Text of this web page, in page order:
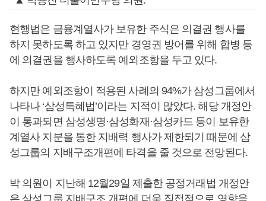
현행법은 금융계열사가 보유한 주식은 의결권 행사를
하지 못하도록 하고 있지만 경영권 방어를 위해 합병 등
에 의결권을 행사하도록 예외조항을 두고 있다.
하지만 예외조항이 적용된 사례의 94%가 삼성그룹에서
나타나 ‘삼성특혜법’이라는 지적이 많았다. 해당 개정안
이 통과되면 삼성생명·삼성화재·삼성카드 등이 보유한
계열사 지분을 통한 지배력 행사가 제한되기 때문에 삼
성그룹의 지배구조개편에 타격을 줄 것으로 전망된다.
박 의원이 지난해 12월29일 제출한 공정거래법 개정안
은 삼성그룹 지배구조 개편에 더욱 직접적으로 영향을